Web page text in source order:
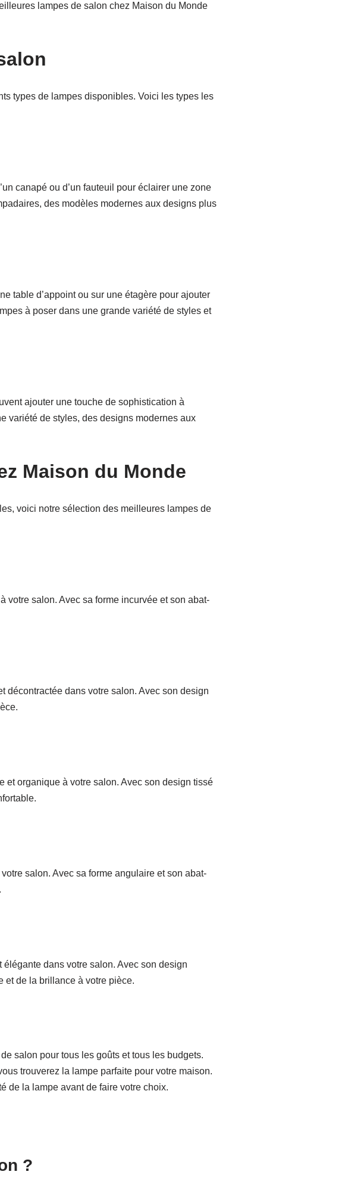
lampes de salon chez Maison du Monde
types de lampes disponibles. Voici les types les
canapé ou d’un fauteuil pour éclairer une zone
des modèles modernes aux designs plus
table d’appoint ou sur une étagère pour ajouter
à poser dans une grande variété de styles et
ajouter une touche de sophistication à
variété de styles, des designs modernes aux
Maison du Monde
voici notre sélection des meilleures lampes de
votre salon. Avec sa forme incurvée et son abat-
décontractée dans votre salon. Avec son design
et organique à votre salon. Avec son design tissé
salon. Avec sa forme angulaire et son abat-
dans votre salon. Avec son design
et de la brillance à votre pièce.
salon pour tous les goûts et tous les budgets.
trouverez la lampe parfaite pour votre maison.
de la lampe avant de faire votre choix.
?